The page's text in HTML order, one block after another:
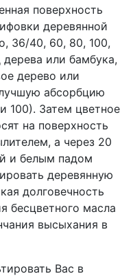
поверхность
деревянной
36/40, 60, 80, 100,
или бамбука,
дерево или
абсорбцию
100). Затем цветное
на поверхность
а через 20
и белым падом
деревянную
долговечность
бесцветного масла
высыхания в
Вас в